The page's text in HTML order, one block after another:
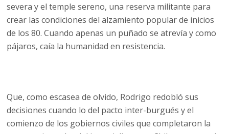
severa y el temple sereno, una reserva militante para
crear las condiciones del alzamiento popular de inicios
de los 80. Cuando apenas un puñado se atrevía y como
pájaros, caía la humanidad en resistencia.
Que, como escasea de olvido, Rodrigo redobló sus
decisiones cuando lo del pacto inter-burgués y el
comienzo de los gobiernos civiles que completaron la